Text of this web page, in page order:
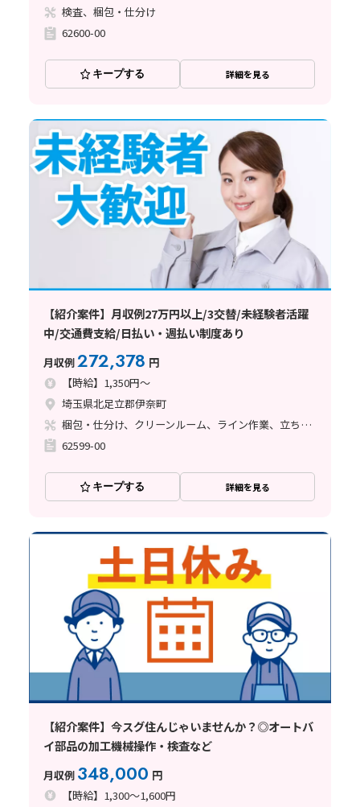
検査、梱包・仕分け
62600-00
キープする 詳細を見る
【紹介案件】月収例27万円以上/3交替/未経験者活躍
中/交通費支給/日払い・週払い制度あり
月収例272,378 円
【時給】1,350円～
埼玉県北足立郡伊奈町
梱包・仕分け、クリーンルーム、ライン作業、立ち作業
62599-00
キープする 詳細を見る
【紹介案件】今スグ住んじゃいませんか？◎オートバ
イ部品の加工機械操作・検査など
月収例 348,000 円
【時給】1,300～1,600円